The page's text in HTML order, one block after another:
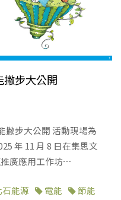
撇步大公開
撇步大公開 活動現場為
年 11 月 8 日在集思文
廣應用工作坊⋯
石能源 電能
節能